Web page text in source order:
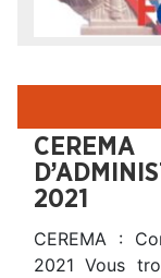
2021
CEREMA :
2021 Vous